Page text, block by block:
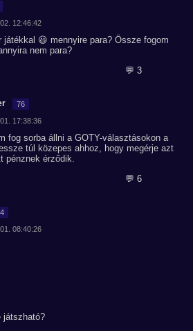
12:46:42
játékkal 😃 mennyire para? Össze fogom
nem para?
💬 3
76
17:38:36
fog sorba állni a GOTY-választásokon a
túl közepes ahhoz, hogy megérje azt
pénznek érződik.
💬 6
08:40:26
játszható?